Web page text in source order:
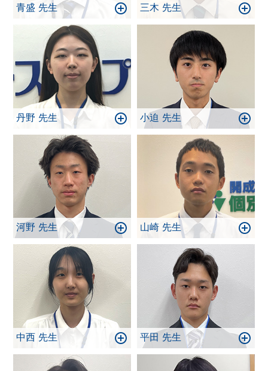
青盛 先生 三木 先生
丹野 先生 小迫 先生
河野 先生 山崎 先生
中西 先生 平田 先生